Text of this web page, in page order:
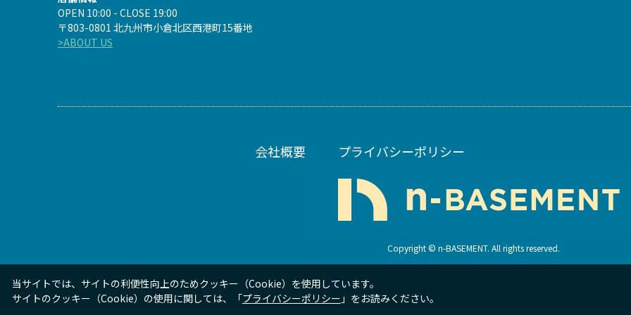
OPEN 10:00 - CLOSE 19:00
〒803-0801 北九州市小倉北区西港町15番地
>ABOUT US
会社概要 プライバシーポリシー
Copyright © n-BASEMENT. All rights reserved.
当サイトでは、サイトの利便性向上のためクッキー（Cookie）を使用しています。
サイトのクッキー（Cookie）の使用に関しては、「プライバシーポリシー 」をお読みください。